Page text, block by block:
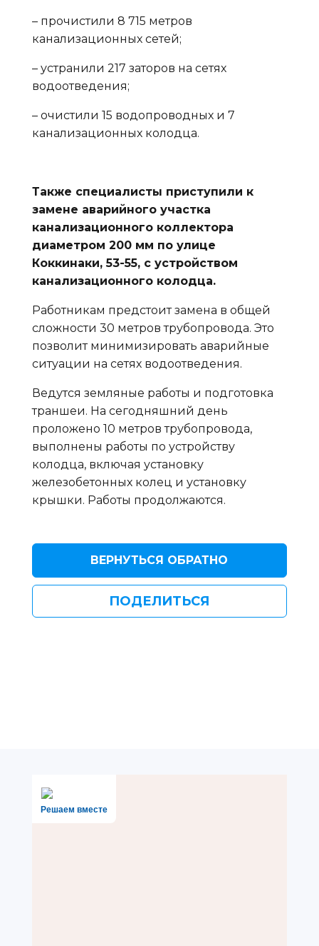
– прочистили 8 715 метров
канализационных сетей;
– устранили 217 заторов на сетях
водоотведения;
– очистили 15 водопроводных и 7
канализационных колодца.
Также специалисты приступили к
замене аварийного участка
канализационного коллектора
диаметром 200 мм по улице
Коккинаки, 53-55, с устройством
канализационного колодца.
Работникам предстоит замена в общей
сложности 30 метров трубопровода. Это
позволит минимизировать аварийные
ситуации на сетях водоотведения.
Ведутся земляные работы и подготовка
траншеи. На сегодняшний день
проложено 10 метров трубопровода,
выполнены работы по устройству
колодца, включая установку
железобетонных колец и установку
крышки. Работы продолжаются.
ВЕРНУТЬСЯ ОБРАТНО
ПОДЕЛИТЬСЯ
Решаем вместе